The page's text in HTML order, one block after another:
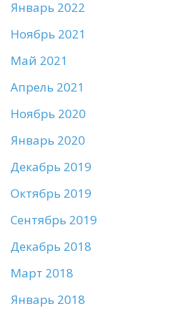
Январь 2022
Ноябрь 2021
Май 2021
Апрель 2021
Ноябрь 2020
Январь 2020
Декабрь 2019
Октябрь 2019
Сентябрь 2019
Декабрь 2018
Март 2018
Январь 2018